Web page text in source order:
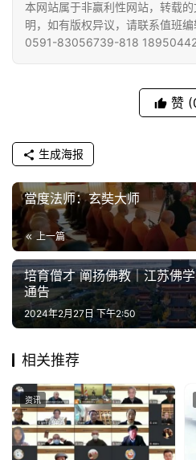
专
题
善
佛
教
人
物
寺
院
礼
视
频
登录
本网站属于非赢利性网站，转载
明，如有版权异议，请联系值班编
0591-83056739-818
赞
生成海报
當度法师：玄奘大师
上一篇
培育僧才 阐扬佛教｜江苏佛
通告
2024年2月27日 下午2:50
相关推荐
资讯